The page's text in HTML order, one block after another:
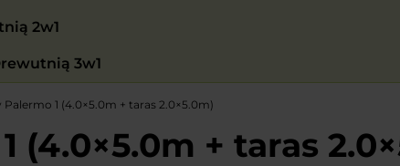
2w1
3w1
1 (4.0×5.0m + taras 2.0×5.0m)
+ taras